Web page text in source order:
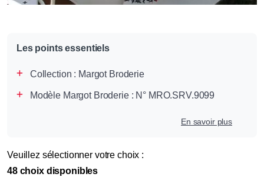
Les points essentiels
Collection : Margot Broderie
Modèle Margot Broderie : N° MRO.SRV.9099
En savoir plus
Veuillez sélectionner votre choix :
48 choix disponibles